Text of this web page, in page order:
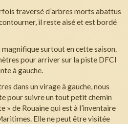
traversé d’arbres morts abattus
il reste aisé et est bordé
magnifique surtout en cette saison.
pour arriver sur la piste DFCI
à gauche.
dans un virage à gauche, nous
pour suivre un tout petit chemin
» de Rouaine qui est à l’inventaire
Elle ne peut être visitée